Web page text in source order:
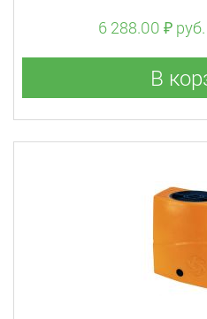
6 288.00 ₽ руб.
В